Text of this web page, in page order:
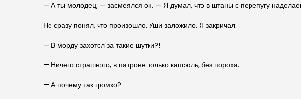
— А ты молодец, — засмеялся он. — Я думал, что в штаны с перепугу
Не сразу понял, что произошло. Уши заложило. Я закричал:
— В морду захотел за такие шутки?!
— Ничего страшного, в патроне только капсюль, без пороха.
— А почему так громко?